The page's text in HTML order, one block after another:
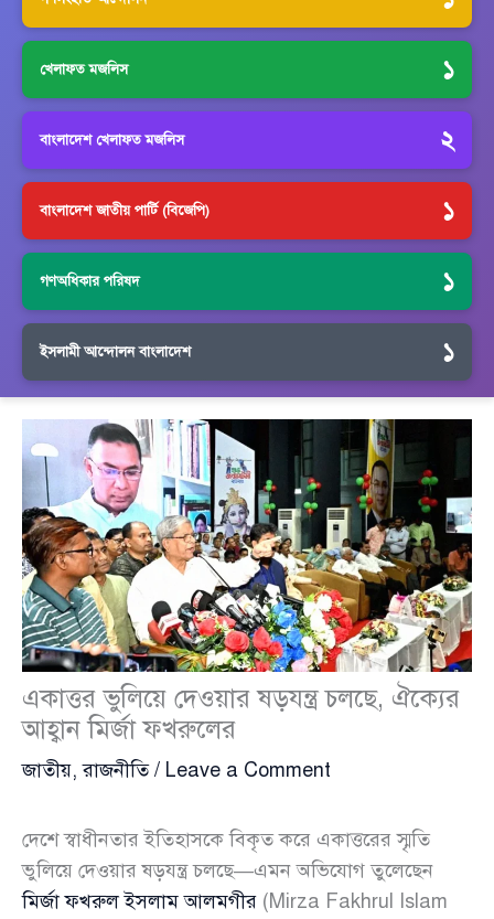
খেলাফত মজলিস ১
বাংলাদেশ খেলাফত মজলিস ২
বাংলাদেশ জাতীয় পার্টি (বিজেপি) ১
গণঅধিকার পরিষদ ১
ইসলামী আন্দোলন বাংলাদেশ ১
একাত্তর ভুলিয়ে দেওয়ার ষড়যন্ত্র চলছে, ঐক্যের
আহ্বান মির্জা ফখরুলের
জাতীয়,রাজনীতি/ Leave a Comment
দেশে স্বাধীনতার ইতিহাসকে বিকৃত করে একাত্তরের স্মৃতি
ভুলিয়ে দেওয়ার ষড়যন্ত্র চলছে—এমন অভিযোগ তুলেছেন
মির্জা ফখরুল ইসলাম আলমগীর (Mirza Fakhrul Islam